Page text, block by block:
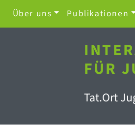
Über uns Publikationen
FÜR
Tat.Ort